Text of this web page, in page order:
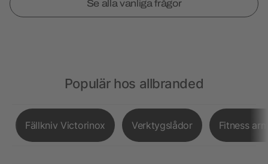
Se alla vanliga frågor
Populär hos allbranded
Fällkniv Victorinox Verktygslådor Fitness